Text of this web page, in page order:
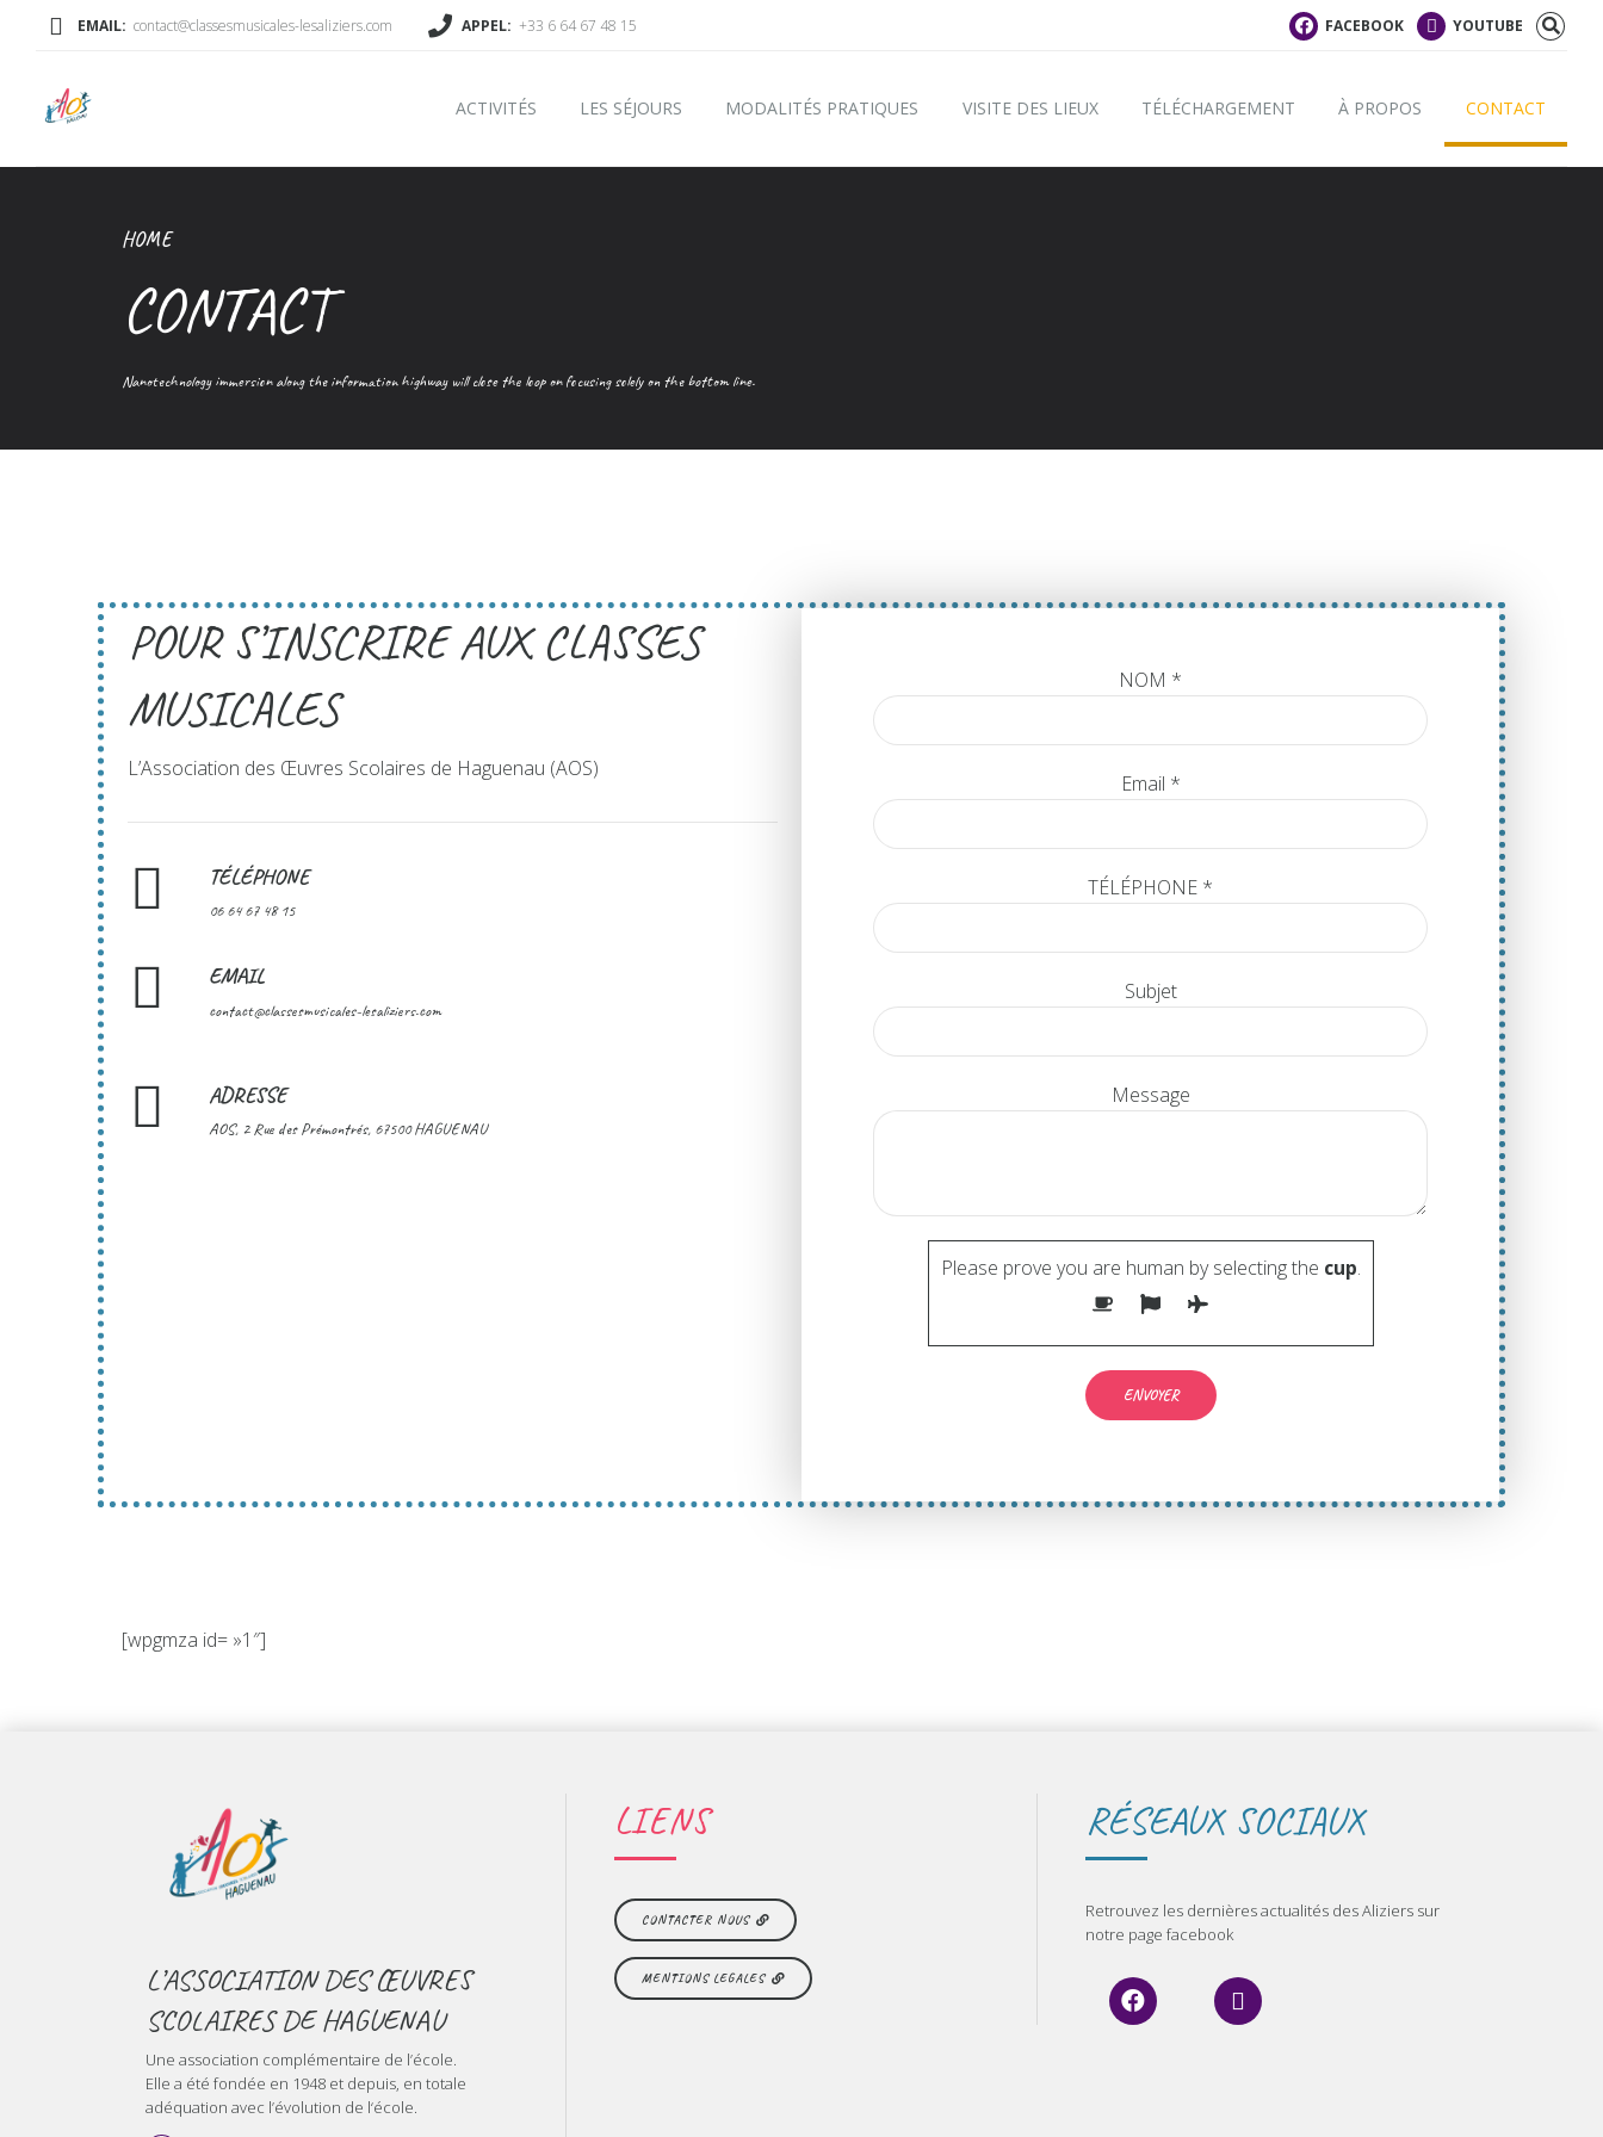
EMAIL: contact@classesmusicales-lesaliziers.com APPEL: +33 6 64 67 48 15 FACEBOOK YOUTUBE
ACTIVITÉS LES SÉJOURS MODALITÉS PRATIQUES VISITE DES LIEUX TÉLÉCHARGEMENT À PROPOS CONTACT
HOME
CONTACT
Nanotechnology immersion along the information highway will close the loop on focusing solely on the bottom line.
POUR S’INSCRIRE AUX CLASSES
MUSICALES
L’Association des Œuvres Scolaires de Haguenau (AOS)
TÉLÉPHONE
06 64 67 48 15
EMAIL
contact@classesmusicales-lesaliziers.com
ADRESSE
AOS, 2 Rue des Prémontrés, 67500 HAGUENAU
NOM *
Email *
TÉLÉPHONE *
Subjet
Message
Please prove you are human by selecting the cup.
[wpgmza id= »1″]
L’ASSOCIATION DES ŒUVRES
SCOLAIRES DE HAGUENAU
Une association complémentaire de l’école.
Elle a été fondée en 1948 et depuis, en totale
adéquation avec l’évolution de l‘école.
LIENS
CONTACTER NOUS
MENTIONS LEGALES
RÉSEAUX SOCIAUX
Retrouvez les dernières actualités des Aliziers sur
notre page facebook